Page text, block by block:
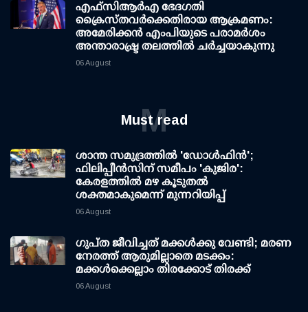
എഫ്‌സി‌ആര്‍‌എ ഭേദഗതി
ക്രൈസ്തവർക്കെതിരായ ആക്രമണം:
അമേരിക്കൻ എംപിയുടെ പരാമർശം
അന്താരാഷ്ട്ര തലത്തിൽ ചർച്ചയാകുന്നു
06 August
Must read
M
ശാന്ത സമുദ്രത്തില്‍ 'ഡോള്‍ഫിന്‍';
ഫിലിപ്പീന്‍സിന് സമീപം 'കുജിര':
കേരളത്തില്‍ മഴ കൂടുതല്‍
ശക്തമാകുമെന്ന് മുന്നറിയിപ്പ്
06 August
ഗുപ്ത ജീവിച്ചത് മക്കള്‍ക്കു വേണ്ടി; മരണ
നേരത്ത് ആരുമില്ലാതെ മടക്കം:
മക്കള്‍ക്കെല്ലാം തിരക്കോട് തിരക്ക്
06 August